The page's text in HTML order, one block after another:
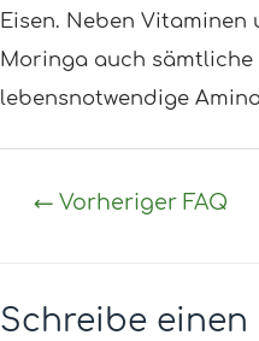
Eisen. Neben
Moringa auch sämtliche
lebensnotwendige
← Vorheriger FAQ
Schreibe einen